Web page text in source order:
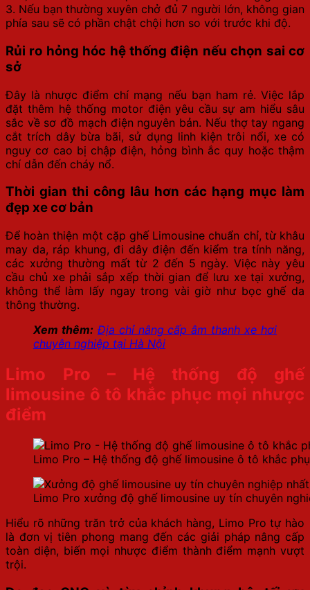
3. Nếu bạn thường xuyên chở đủ 7 người lớn, không gian
phía sau sẽ có phần chật chội hơn so với trước khi độ.
Rủi ro hỏng hóc hệ thống điện nếu chọn sai cơ
sở
Đây là nhược điểm chí mạng nếu bạn ham rẻ. Việc lắp
đặt thêm hệ thống motor điện yêu cầu sự am hiểu sâu
sắc về sơ đồ mạch điện nguyên bản. Nếu thợ tay ngang
cắt trích dây bừa bãi, sử dụng linh kiện trôi nổi, xe có
nguy cơ cao bị chập điện, hỏng bình ắc quy hoặc thậm
chí dẫn đến cháy nổ.
Thời gian thi công lâu hơn các hạng mục làm
đẹp xe cơ bản
Để hoàn thiện một cặp ghế Limousine chuẩn chỉ, từ khâu
may da, ráp khung, đi dây điện đến kiểm tra tính năng,
các xưởng thường mất từ 2 đến 5 ngày. Việc này yêu
cầu chủ xe phải sắp xếp thời gian để lưu xe tại xưởng,
không thể làm lấy ngay trong vài giờ như bọc ghế da
thông thường.
Xem thêm: Địa chỉ nâng cấp âm thanh xe hơi
chuyên nghiệp tại Hà Nội
Limo Pro – Hệ thống độ ghế
limousine ô tô khắc phục mọi nhược
điểm
Limo Pro – Hệ thống độ ghế limousine ô tô khắc
Limo Pro xưởng độ ghế limousine uy tín chuyên
Hiểu rõ những trăn trở của khách hàng, Limo Pro tự hào
là đơn vị tiên phong mang đến các giải pháp nâng cấp
toàn diện, biến mọi nhược điểm thành điểm mạnh vượt
trội.